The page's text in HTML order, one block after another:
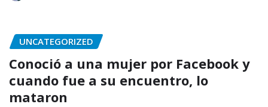
UNCATEGORIZED
Conoció a una mujer por Facebook y
cuando fue a su encuentro, lo
mataron